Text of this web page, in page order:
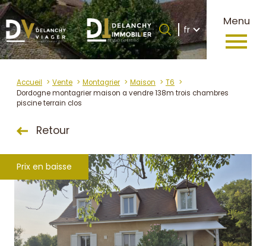
Menu
Langue
fr
Accueil 0 Langue
fr
Accueil Vente Montagrier Maison
T6
Dordogne montagrier maison a vendre 138m trois chambres
piscine terrain clos
Retour
Prix en baisse